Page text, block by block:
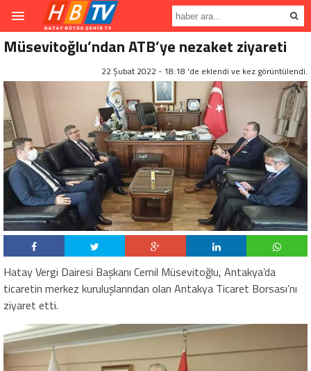
Müsevitoğlu’ndan ATB’ye nezaket ziyareti
22 Şubat 2022 - 18:18 'de eklendi ve kez görüntülendi.
Hatay Vergi Dairesi Başkanı Cemil Müsevitoğlu, Antakya’da
ticaretin merkez kuruluşlarından olan Antakya Ticaret Borsası’nı
ziyaret etti.